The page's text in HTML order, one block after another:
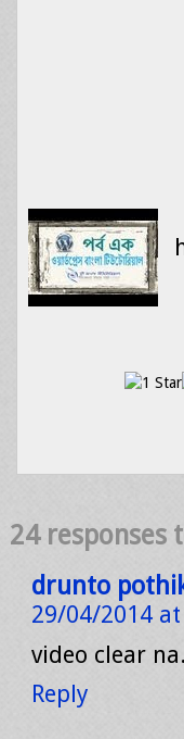
24 responses
drunto
29/04/2014
video clear
Reply